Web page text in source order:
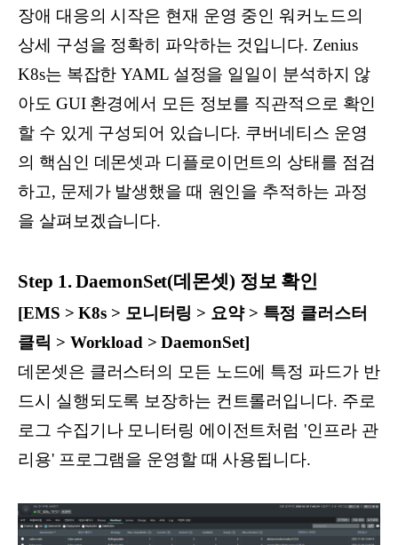
장애 대응의 시작은 현재 운영 중인 워커노드의
상세 구성을 정확히 파악하는 것입니다. Zenius
K8s는 복잡한 YAML 설정을 일일이 분석하지 않
아도 GUI 환경에서 모든 정보를 직관적으로 확인
할 수 있게 구성되어 있습니다. 쿠버네티스 운영
의 핵심인 데몬셋과 디플로이먼트의 상태를 점검
하고, 문제가 발생했을 때 원인을 추적하는 과정
을 살펴보겠습니다.
Step 1. DaemonSet(데몬셋) 정보 확인
[EMS > K8s > 모니터링 > 요약 > 특정 클러스터
클릭 > Workload > DaemonSet]
데몬셋은 클러스터의 모든 노드에 특정 파드가 반
드시 실행되도록 보장하는 컨트롤러입니다. 주로
로그 수집기나 모니터링 에이전트처럼 '인프라 관
리용' 프로그램을 운영할 때 사용됩니다.